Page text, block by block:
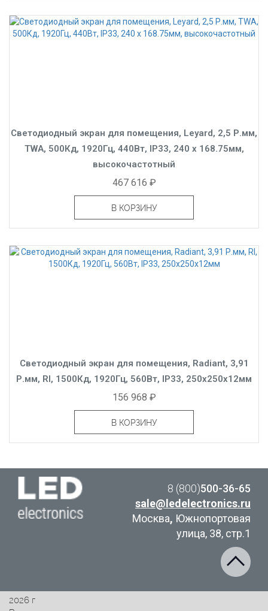
Светодиодный экран для помещения, Leyard, 2,5 Р.мм,
TWA, 500Кд, 1920Гц, 440Вт, IP33, 240 x 168.75мм,
высокочастотный
467 616 ₽
В КОРЗИНУ
Светодиодный экран для помещения, Radiant, 3,91
Р.мм, RI, 1500Кд, 1920Гц, 560Вт, IP33, 250x250x12мм
156 968 ₽
В КОРЗИНУ
8 (800)500-36-65
sale@ledelectronics.ru
Москва, Южнопортовая
улица, 38, стр.1
2026 г